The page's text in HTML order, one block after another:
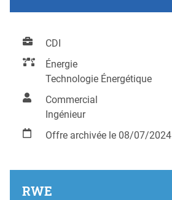
CDI
Énergie
Technologie Énergétique
Commercial
Ingénieur
Offre archivée le 08/07/2024
RWE